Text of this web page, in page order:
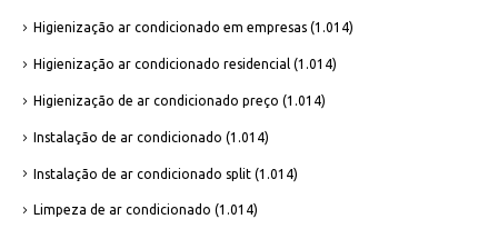
Higienização ar condicionado em empresas (1.014)
Higienização ar condicionado residencial (1.014)
Higienização de ar condicionado preço (1.014)
Instalação de ar condicionado (1.014)
Instalação de ar condicionado split (1.014)
Limpeza de ar condicionado (1.014)